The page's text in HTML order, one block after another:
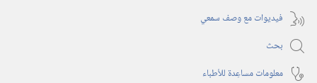
فيديوات مع وصف سمعي
بحث
معلومات مساعِدة للأطباء